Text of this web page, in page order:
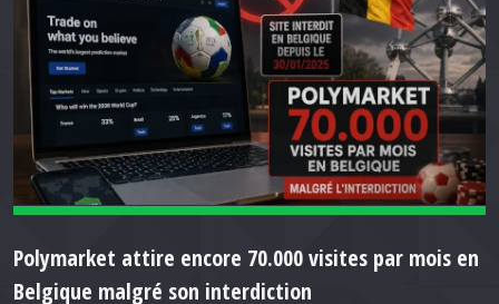
Polymarket attire encore 70.000 visites par mois en
Belgique malgré son interdiction